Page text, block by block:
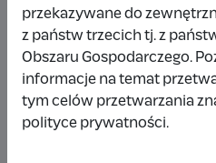
Wpłata anonimowa
10 zł
Wpłata anonimowa
przekazywane do
z państw trzecich tj. z
Obszaru Gospodarczego.
informacje na temat
tym celów przetwarzania
polityce prywatności.